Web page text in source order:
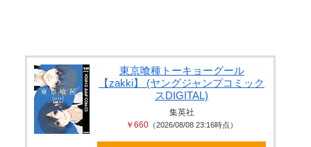
出しされ痙攣する姿が海外で話題に
左翼市民団体、広島では通用せず「人殺しの汚い足
で広島の土を踏むな！」→広島県民「...
東京喰種トーキョーグール
【zakki】 (ヤングジャンプコミック
スDIGITAL)
集英社
￥660 （2026/08/08 23:16時点）